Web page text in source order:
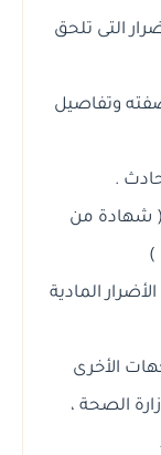
التى تلحق
وتفاصيل
( شهادة من
المادية
الأخرى
الصحة ،